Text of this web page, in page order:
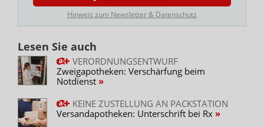
der apothekenpflichtigen Medizinprodukte auf den
Stationen. Bislang musste ein Protokoll in „vierfacher
künftig. Dementsprechend gibt es Anpassungen bei der
Übermittlung des Protokolls. Dadurch sollen Bürokratie
abgebaut und die Überprüfung auf den Stationen
Importarzneimittel
Hinweis zum Newsletter & Datenschutz
Lesen Sie auch
VERORDNUNGSENTWURF
Zweigapotheken: Verschärfung beim
Notdienst
KEINE ZUSTELLUNG AN PACKSTATION
Versandapotheken: Unterschrift bei Rx